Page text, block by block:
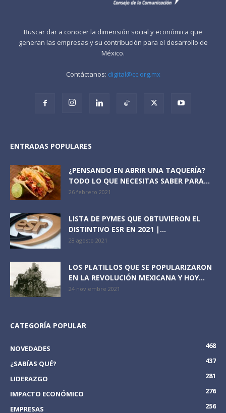
Buscar dar a conocer la dimensión social y económica que
generan las empresas y su contribución para el desarrollo de
México.
Contáctanos: digital@cc.org.mx
ENTRADAS POPULARES
¿PENSANDO EN ABRIR UNA TAQUERÍA?
TODO LO QUE NECESITAS SABER PARA...
26 febrero 2021
LISTA DE PYMES QUE OBTUVIERON EL
DISTINTIVO ESR EN 2021 |...
28 agosto 2021
LOS PLATILLOS QUE SE POPULARIZARON
EN LA REVOLUCIÓN MEXICANA Y HOY...
24 noviembre 2021
CATEGORÍA POPULAR
NOVEDADES
468
¿SABÍAS QUÉ?
437
LIDERAZGO
281
IMPACTO ECONÓMICO
276
EMPRESAS
256